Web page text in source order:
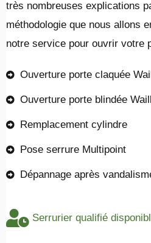
très nombreuses explications
méthodologie que nous allons
notre service pour ouvrir votre
Ouverture porte claquée
Ouverture porte blindée
Remplacement cylindre
Pose serrure Multipoint
Dépannage après
Serrurier qualifié